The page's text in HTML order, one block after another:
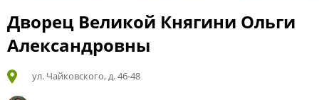
Дворец Великой Княгини Ольги
Александровны
ул. Чайковского, д. 46-48